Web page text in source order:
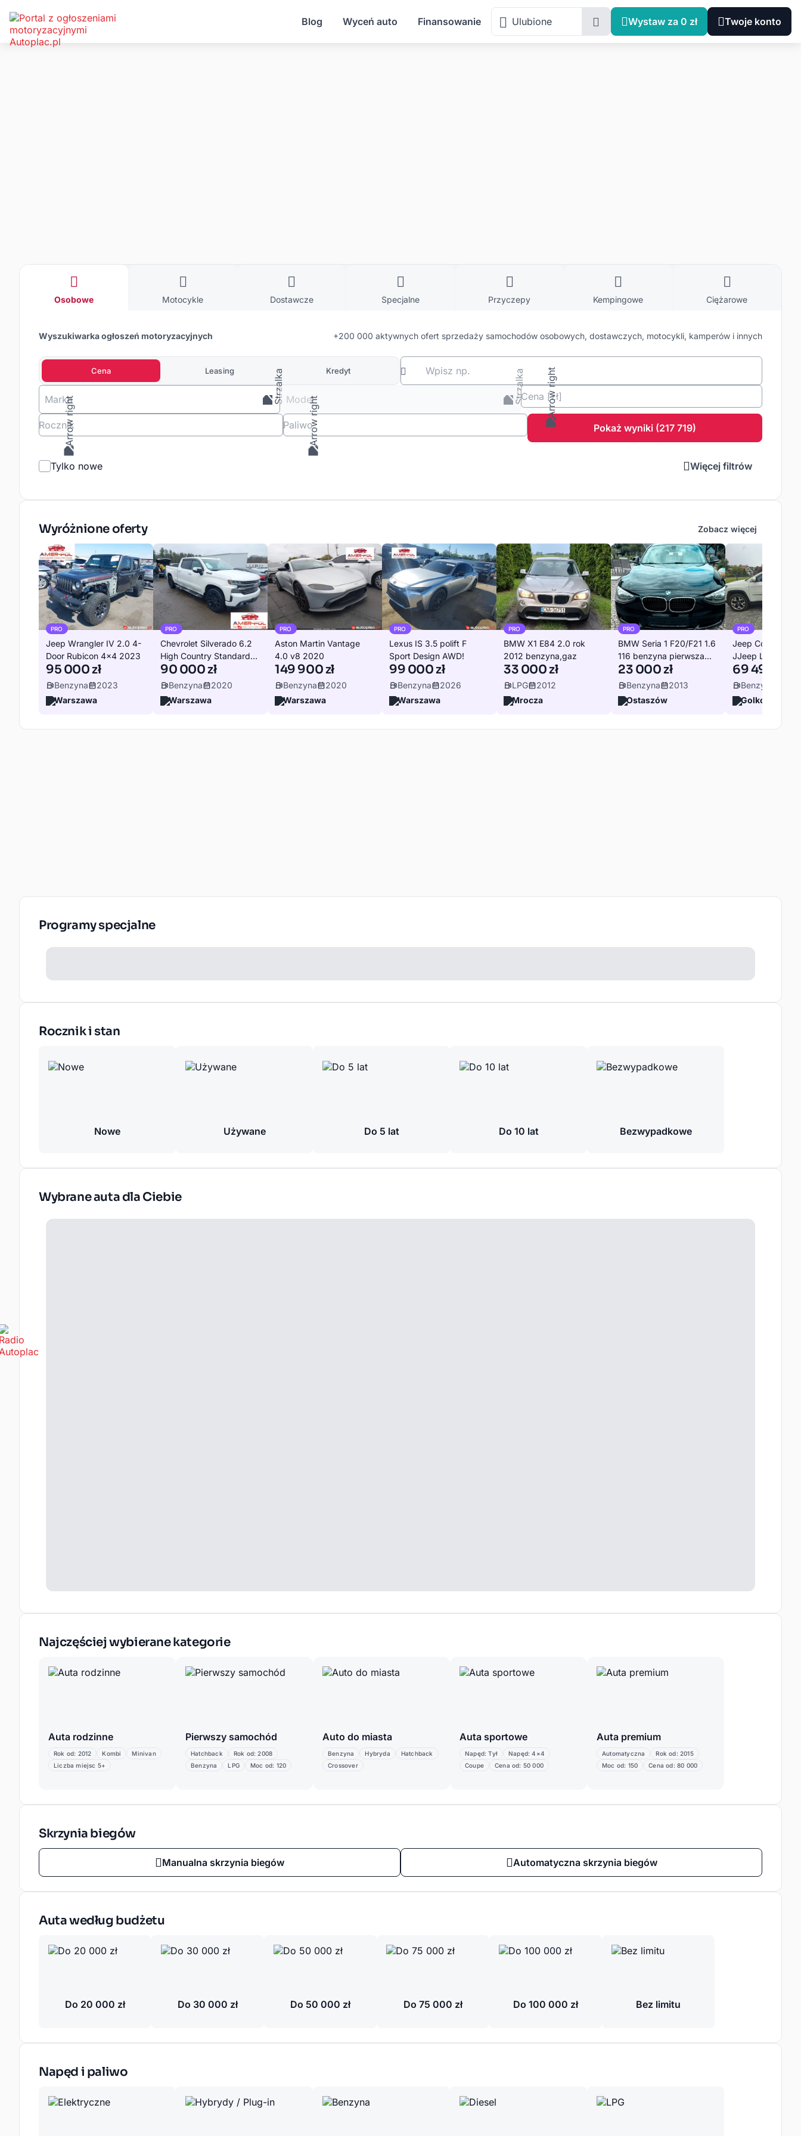
Blog Wyceń auto Finansowanie Ulubione Wystaw za 0 zł Twoje konto
Osobowe Motocykle Dostawcze Specjalne Przyczepy Kempingowe Ciężarowe
Wyszukiwarka ogłoszeń motoryzacyjnych +200 000 aktywnych ofert sprzedaży samochodów osobowych, dostawczych, motocykli, kamperów i innych
Cena Leasing Kredyt Wpisz np.
Marka Model Cena [zł]
Rocznik Paliwo Pokaż wyniki (217 719)
Tylko nowe Więcej filtrów
Wyróżnione oferty Zobacz więcej
PRO
Jeep Wrangler IV 2.0 4-
Door Rubicon 4x4 2023
95 000 zł
Benzyna
2023
Warszawa
PRO
Chevrolet Silverado 6.2
High Country Standard
Bed!
90 000 zł
Benzyna
2020
Warszawa
PRO
Aston Martin Vantage
4.0 v8 2020
149 900 zł
Benzyna
2020
Warszawa
PRO
Lexus IS 3.5 polift F
Sport Design AWD!
99 000 zł
Benzyna
2026
Warszawa
PRO
BMW X1 E84 2.0 rok
2012 benzyna,gaz
33 000 zł
LPG
2012
Mrocza
PRO
BMW Seria 1 F20/F21 1.6
116 benzyna pierwsza
rejestracja 2014 z DE
23 000 zł
Benzyna
2013
Ostaszów
PRO
Jeep Compass II
JJeep Limited
Automat –
pierwszy
69 495 zł
Benzyna
Golkowice
Programy specjalne
Rocznik i stan
Nowe Używane Do 5 lat Do 10 lat Bezwypadkowe
Wybrane auta dla Ciebie
Najczęściej wybierane kategorie
Auta rodzinne
Rok od: 2012 Kombi
Minivan
Liczba miejsc 5+
Pierwszy samochód
Hatchback
Rok od: 2008
Benzyna
LPG Moc od: 120
Auto do miasta
Benzyna Hybryda
Hatchback
Crossover
Auta sportowe
Napęd: Tył
Napęd: 4×4
Coupe
Cena od: 50 000
Auta premium
Automatyczna
Rok od: 2015
Moc od: 150
Cena od: 80 000
Skrzynia biegów
Manualna skrzynia biegów Automatyczna skrzynia biegów
Auta według budżetu
Do 20 000 zł Do 30 000 zł Do 50 000 zł Do 75 000 zł Do 100 000 zł Bez limitu
Napęd i paliwo